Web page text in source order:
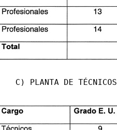
C) PLANTA DE TÉCNICOS